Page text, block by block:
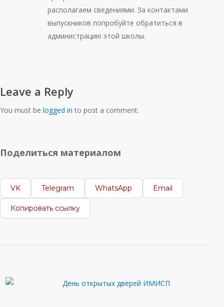
располагаем сведениями. За контактами
выпускников попробуйте обратиться в
администрацию этой школы.
Leave a Reply
You must be logged in to post a comment.
Поделиться материалом
VK Telegram WhatsApp Email
Копировать ссылку